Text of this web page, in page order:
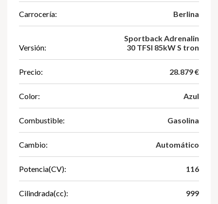
Carrocería: Berlina
Versión:
Sportback Adrenalin
30 TFSI 85kW S tron
Precio: 28.879 €
Color: Azul
Combustible: Gasolina
Cambio: Automático
Potencia(CV): 116
Cilindrada(cc): 999